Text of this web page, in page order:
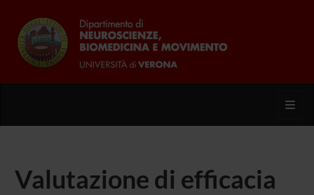
Valutazione di efficacia